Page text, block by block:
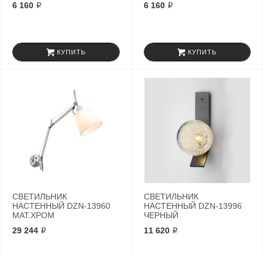
6 160 ₽
КУПИТЬ
6 160 ₽
КУПИТЬ
СВЕТИЛЬНИК
НАСТЕННЫЙ DZN-13960
МАТ.ХРОМ
29 244 ₽
СВЕТИЛЬНИК
НАСТЕННЫЙ DZN-13996
ЧЕРНЫЙ
11 620 ₽